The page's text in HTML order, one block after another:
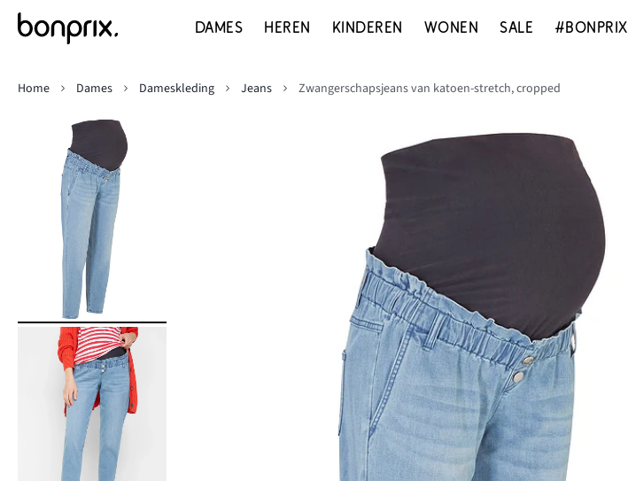
DAMES HEREN KINDEREN WONEN SALE #BONPRIX
Home
Dames Dameskleding Jeans Zwangerschapsjeans van katoen-stretch, cropped